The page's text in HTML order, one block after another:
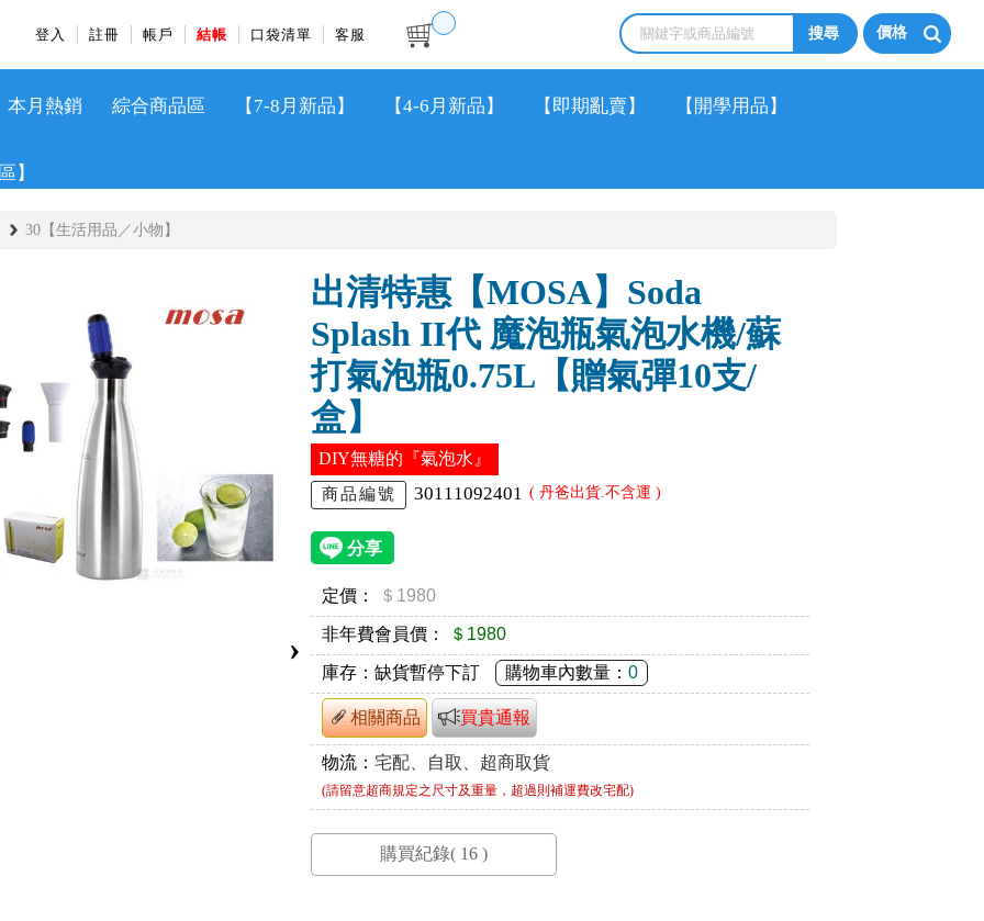
登入 註冊 帳戶 結帳 口袋清單 客服 價格
本月熱銷 綜合商品區 【7-8月新品】 【4-6月新品】 【即期亂賣】 【開學用品】
】
30【生活用品／小物】
›
出清特惠【MOSA】Soda
Splash II代 魔泡瓶氣泡水機/蘇
打氣泡瓶0.75L【贈氣彈10支/
盒】
DIY無糖的『氣泡水』
商品編號 30111092401 ( 丹爸出貨.不含運 )
定價： ＄1980
非年費會員價： ＄1980
庫存：缺貨暫停下訂 購物車內數量：0
相關商品 買貴通報
物流：宅配、自取、超商取貨
(請留意超商規定之尺寸及重量，超過則補運費改宅配)